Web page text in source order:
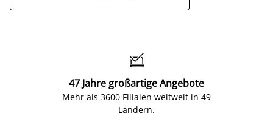

47 Jahre großartige Angebote
Mehr als 3600 Filialen weltweit in 49
Ländern.